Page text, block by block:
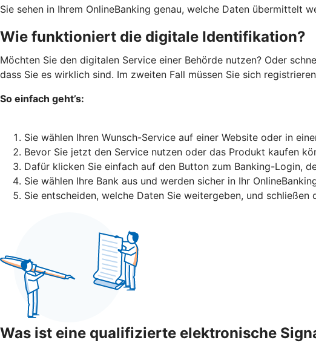
Sie sehen in Ihrem OnlineBanking genau, welche Daten übermittelt
Wie funktioniert die digitale Identifikation?
Möchten Sie den digitalen Service einer Behörde nutzen? Oder
dass Sie es wirklich sind. Im zweiten Fall müssen Sie sich
So einfach geht’s:
Sie wählen Ihren Wunsch-Service auf einer Website oder in
Bevor Sie jetzt den Service nutzen oder das Produkt kaufen
Dafür klicken Sie einfach auf den Button zum Banking-Login,
Sie wählen Ihre Bank aus und werden sicher in Ihr
Sie entscheiden, welche Daten Sie weitergeben, und schließen
Was ist eine qualifizierte elektronische